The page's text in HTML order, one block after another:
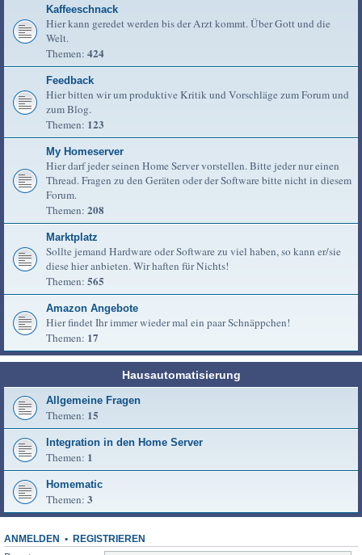
Kaffeeschnack
Hier kann geredet werden bis der Arzt kommt. Über Gott und die
Welt.
Themen: 424
Feedback
Hier bitten wir um produktive Kritik und Vorschläge zum Forum und
zum Blog.
Themen: 123
My Homeserver
Hier darf jeder seinen Home Server vorstellen. Bitte jeder nur einen
Thread. Fragen zu den Geräten oder der Software bitte nicht in diesem
Forum.
Themen: 208
Marktplatz
Sollte jemand Hardware oder Software zu viel haben, so kann er/sie
diese hier anbieten. Wir haften für Nichts!
Themen: 565
Amazon Angebote
Hier findet Ihr immer wieder mal ein paar Schnäppchen!
Themen: 17
Hausautomatisierung
Allgemeine Fragen
Themen: 15
Integration in den Home Server
Themen: 1
Homematic
Themen: 3
ANMELDEN • REGISTRIEREN